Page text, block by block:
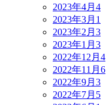
2023年4月 4
2023年3月 1
2023年2月 3
2023年1月 3
2022年12月 4
2022年11月 6
2022年9月 3
2022年7月 5